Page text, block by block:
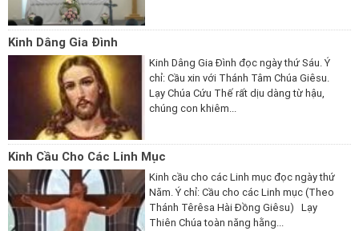
Kinh Dâng Gia Đình
Kinh Dâng Gia Đình đọc ngày thứ Sáu. Ý
chỉ: Cầu xin với Thánh Tâm Chúa Giêsu.
Lạy Chúa Cứu Thế rất dịu dàng từ hậu,
chúng con khiêm...
Kinh Cầu Cho Các Linh Mục
Kinh cầu cho các Linh mục đọc ngày thứ
Năm. Ý chỉ: Cầu cho các Linh mục (Theo
Thánh Têrêsa Hài Đồng Giêsu) Lạy
Thiên Chúa toàn năng hằng...